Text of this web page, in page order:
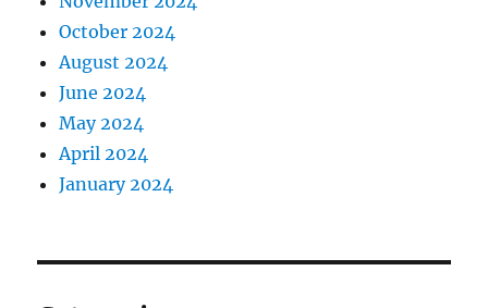
October 2024
August 2024
June 2024
May 2024
April 2024
January 2024